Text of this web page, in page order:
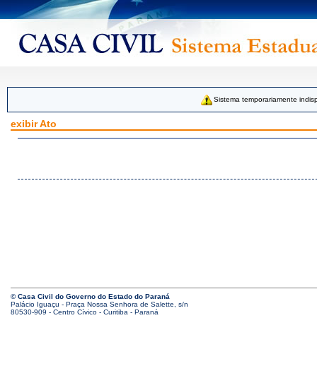
Sistema temporariamente
exibir Ato
© Casa Civil do Governo do Estado do Paraná
Palácio Iguaçu - Praça Nossa Senhora de Salette, s/n
80530-909 - Centro Cívico - Curitiba - Paraná